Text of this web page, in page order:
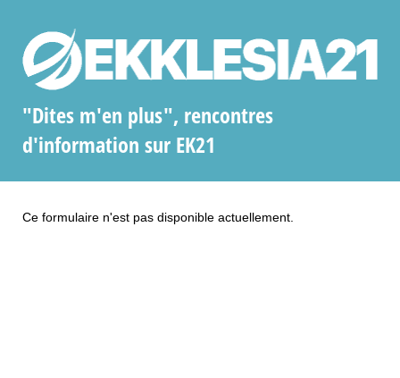
"Dites m'en plus", rencontres
d'information sur EK21
Ce formulaire n'est pas disponible actuellement.